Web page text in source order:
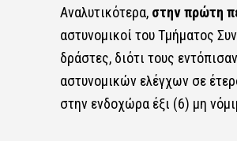
Αναλυτικότερα, στην πρώτη
αστυνομικοί του Τμήματος
δράστες, διότι τους
αστυνομικών ελέγχων σε
στην ενδοχώρα έξι (6) μη